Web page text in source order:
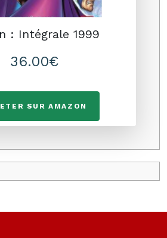
: Intégrale 1999
36.00€
SUR AMAZON